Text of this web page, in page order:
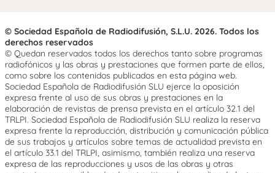
© Sociedad Española de Radiodifusión, S.L.U. 2026. Todos los
derechos reservados
© Quedan reservados todos los derechos tanto sobre programas
radiofónicos y las obras y prestaciones que formen parte de ellos,
como sobre los contenidos publicados en esta página web.
Sociedad Española de Radiodifusión SLU ejerce la oposición
expresa frente al uso de sus obras y prestaciones en la
elaboración de revistas de prensa prevista en el artículo 32.1 del
TRLPI. Sociedad Española de Radiodifusión SLU realiza la reserva
expresa frente la reproducción, distribución y comunicación pública
de sus trabajos y artículos sobre temas de actualidad prevista en
el artículo 33.1 del TRLPI, asimismo, también realiza una reserva
expresa de las reproducciones y usos de las obras y otras